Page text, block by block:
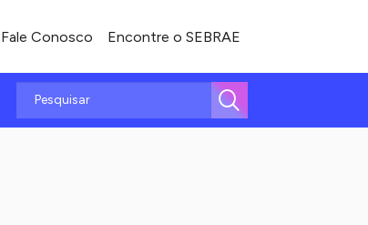
Fale Conosco Encontre o SEBRAE